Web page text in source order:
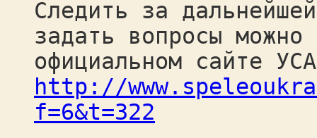
Следить за
задать вопросы можно
официальном сайте УСА
http://
f=6&t=322